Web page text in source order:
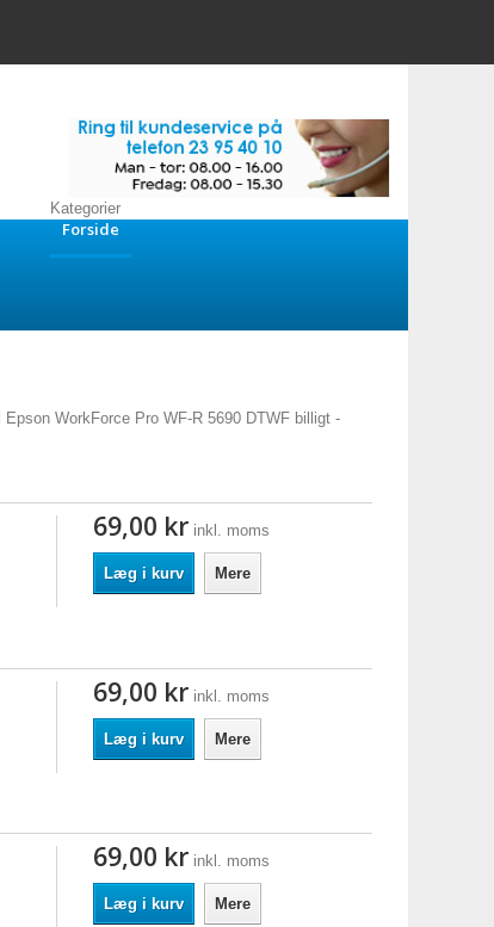
Kategorier
Forside
WorkForce Pro WF-R 5690 DTWF billigt -
69,00 kr inkl. moms
Læg i kurv Mere
69,00 kr inkl. moms
Læg i kurv Mere
69,00 kr inkl. moms
Læg i kurv Mere